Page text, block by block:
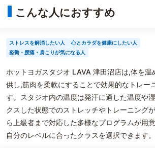
こんな人におすすめ
ストレスを解消したい人
心とカラダを健康にしたい人
姿勢・腰痛・肩こりが気になる人
ホットヨガスタジオ LAVA 津田沼店は,体を温
供し,筋肉を柔軟にすることで効果的なトレー
す。スタジオ内の温度は発汗に適した温度や
クスした状態でのストレッチやトレーニング
ら上級者まで対応した多様なプログラムが用
自分のレベルに合ったクラスを選択できます。